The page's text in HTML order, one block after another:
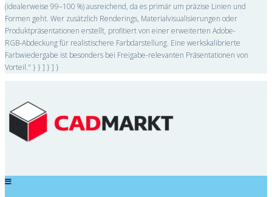
(idealerweise 99–100 %) ausreichend, da es primär um präzise Linien und
Formen geht. Wer zusätzlich Renderings, Materialvisualisierungen oder
Produktpräsentationen erstellt, profitiert von einer erweiterten Adobe-
RGB-Abdeckung für realistischere Farbdarstellung. Eine werkskalibrierte
Farbwiedergabe ist besonders bei Freigabe-relevanten Präsentationen von
Vorteil." } } ] } ] }